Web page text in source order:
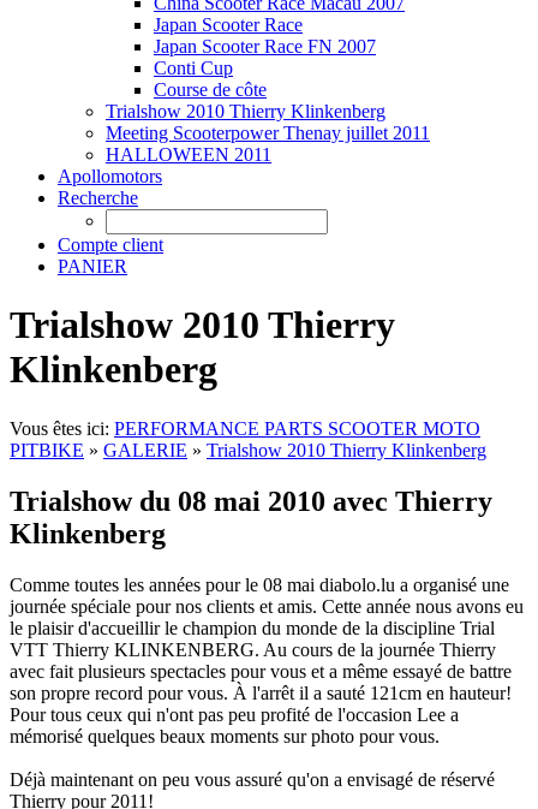
Japan Scooter Race
Japan Scooter Race FN 2007
Conti Cup
Course de côte
Trialshow 2010 Thierry Klinkenberg
Meeting Scooterpower Thenay juillet 2011
HALLOWEEN 2011
Apollomotors
Recherche
Compte client
PANIER
Trialshow 2010 Thierry
Klinkenberg
Vous êtes ici: PERFORMANCE PARTS SCOOTER MOTO
PITBIKE » GALERIE » Trialshow 2010 Thierry Klinkenberg
Trialshow du 08 mai 2010 avec Thierry
Klinkenberg
Comme toutes les années pour le 08 mai diabolo.lu a organisé une
journée spéciale pour nos clients et amis. Cette année nous avons eu
le plaisir d'accueillir le champion du monde de la discipline Trial
VTT Thierry KLINKENBERG. Au cours de la journée Thierry
avec fait plusieurs spectacles pour vous et a même essayé de battre
son propre record pour vous. À l'arrêt il a sauté 121cm en hauteur!
Pour tous ceux qui n'ont pas peu profité de l'occasion Lee a
mémorisé quelques beaux moments sur photo pour vous.
Déjà maintenant on peu vous assuré qu'on a envisagé de réservé
Thierry pour 2011!